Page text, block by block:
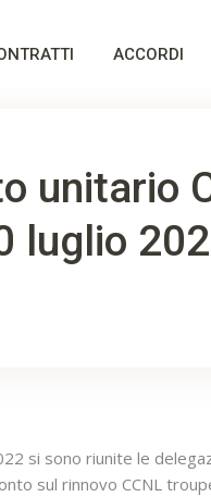
ACCORDI
unitario
luglio
si sono riunite le
sul rinnovo CCNL